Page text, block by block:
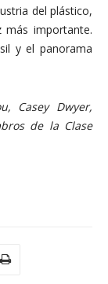
del plástico,
más importante.
y el panorama
Casey Dwyer,
de la Clase